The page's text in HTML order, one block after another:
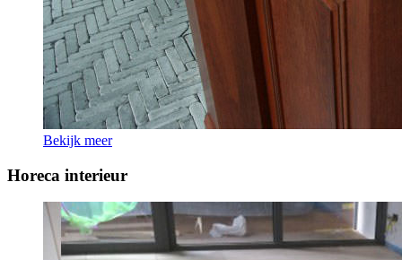
Bekijk meer
Horeca interieur